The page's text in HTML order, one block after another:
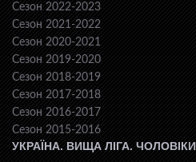
Сезон 2022-2023
Сезон 2021-2022
Сезон 2020-2021
Сезон 2019-2020
Сезон 2018-2019
Сезон 2017-2018
Сезон 2016-2017
Сезон 2015-2016
УКРАЇНА. ВИЩА ЛІГА. ЧОЛОВІКИ